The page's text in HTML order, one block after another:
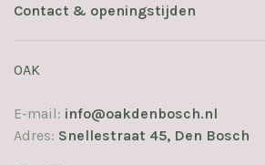
Contact & openingstijden
OAK
E-mail: info@oakdenbosch.nl
Adres: Snellestraat 45, Den Bosch